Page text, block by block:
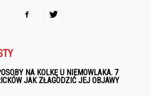
NA KOLKĘ U NIEMOWLAKA. 7
JAK ZŁAGODZIĆ JEJ OBJAWY